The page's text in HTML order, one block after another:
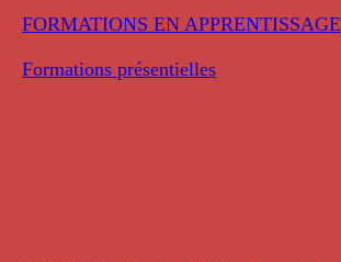
FORMATIONS EN APPRENTISSAGE
Formations présentielles